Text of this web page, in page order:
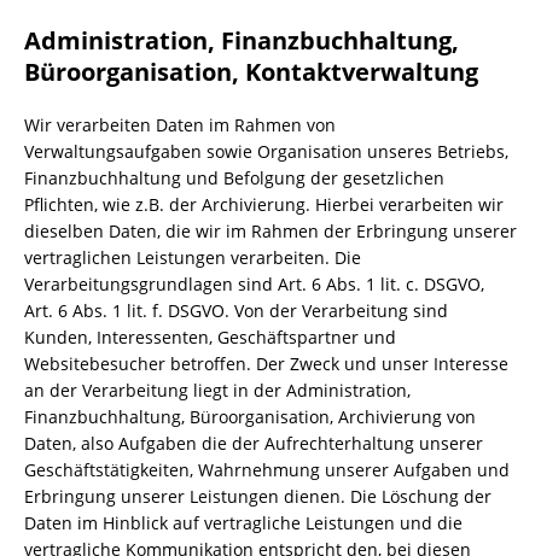
Administration, Finanzbuchhaltung,
Büroorganisation, Kontaktverwaltung
Wir verarbeiten Daten im Rahmen von
Verwaltungsaufgaben sowie Organisation unseres Betriebs,
Finanzbuchhaltung und Befolgung der gesetzlichen
Pflichten, wie z.B. der Archivierung. Hierbei verarbeiten wir
dieselben Daten, die wir im Rahmen der Erbringung unserer
vertraglichen Leistungen verarbeiten. Die
Verarbeitungsgrundlagen sind Art. 6 Abs. 1 lit. c. DSGVO,
Art. 6 Abs. 1 lit. f. DSGVO. Von der Verarbeitung sind
Kunden, Interessenten, Geschäftspartner und
Websitebesucher betroffen. Der Zweck und unser Interesse
an der Verarbeitung liegt in der Administration,
Finanzbuchhaltung, Büroorganisation, Archivierung von
Daten, also Aufgaben die der Aufrechterhaltung unserer
Geschäftstätigkeiten, Wahrnehmung unserer Aufgaben und
Erbringung unserer Leistungen dienen. Die Löschung der
Daten im Hinblick auf vertragliche Leistungen und die
vertragliche Kommunikation entspricht den, bei diesen